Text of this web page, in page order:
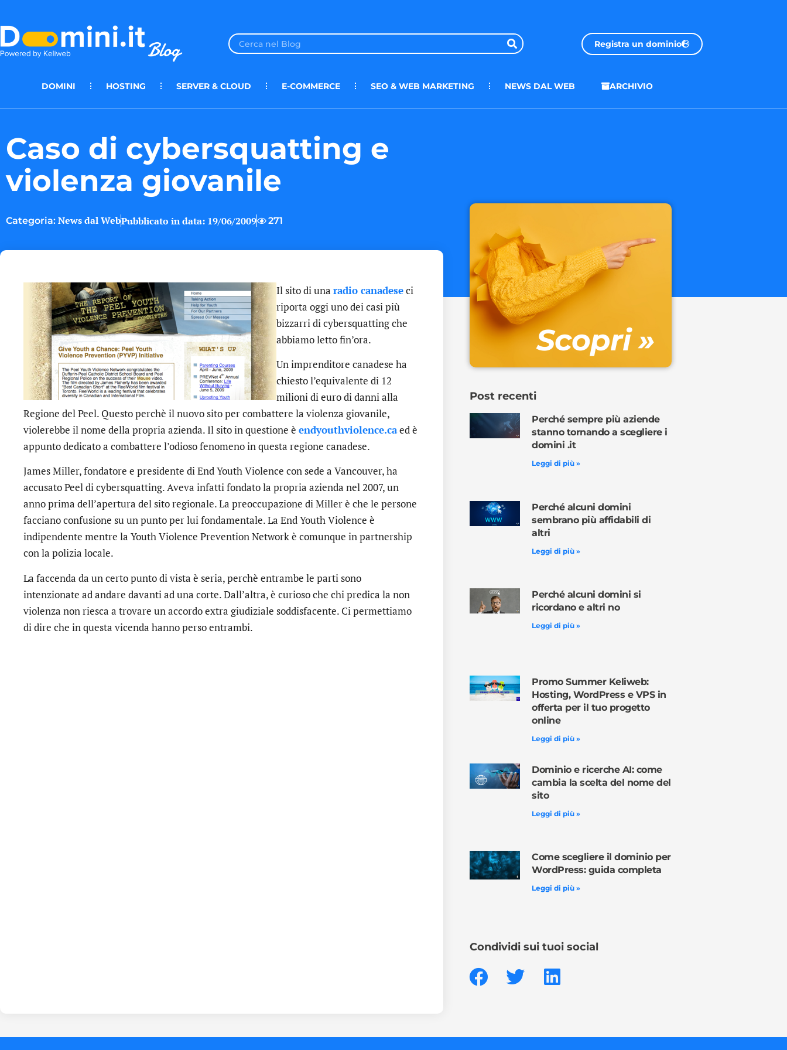
Registra un dominio
DOMINI HOSTING SERVER & CLOUD E-COMMERCE SEO & WEB MARKETING NEWS DAL WEB ARCHIVIO
Caso di cybersquatting e
violenza giovanile
Categoria: News dal WebPubblicato in data: 19/06/2009 271
Il sito di una radio canadeseci
riporta oggi uno dei casi più
bizzarri di cybersquatting che
abbiamo letto fin’ora.
Un imprenditore canadese ha
chiesto l’equivalente di 12
milioni di euro di danni alla
Regione del Peel. Questo perchè il nuovo sito per combattere la violenza giovanile,
violerebbe il nome della propria azienda. Il sito in questione è endyouthviolence.caed è
appunto dedicato a combattere l’odioso fenomeno in questa regione canadese.
James Miller, fondatore e presidente di End Youth Violence con sede a Vancouver, ha
accusato Peel di cybersquatting. Aveva infatti fondato la propria azienda nel 2007, un
anno prima dell’apertura del sito regionale. La preoccupazione di Miller è che le persone
facciano confusione su un punto per lui fondamentale. La End Youth Violence è
indipendente mentre la Youth Violence Prevention Network è comunque in partnership
con la polizia locale.
La faccenda da un certo punto di vista è seria, perchè entrambe le parti sono
intenzionate ad andare davanti ad una corte. Dall’altra, è curioso che chi predica la non
violenza non riesca a trovare un accordo extra giudiziale soddisfacente. Ci permettiamo
di dire che in questa vicenda hanno perso entrambi.
Scopri »
Post recenti
Perché sempre più aziende
stanno tornando a scegliere i
domini .it
Leggi di più »
Perché alcuni domini
sembrano più affidabili di
altri
Leggi di più »
Perché alcuni domini si
ricordano e altri no
Leggi di più »
Promo Summer Keliweb:
Hosting, WordPress e VPS in
offerta per il tuo progetto
online
Leggi di più »
Dominio e ricerche AI: come
cambia la scelta del nome del
sito
Leggi di più »
Come scegliere il dominio per
WordPress: guida completa
Leggi di più »
Condividi sui tuoi social